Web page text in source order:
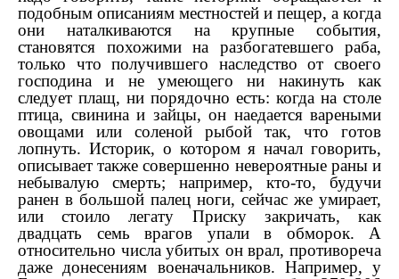
подобным описаниям местностей и пещер, а когда
они наталкиваются на крупные события,
становятся похожими на разбогатевшего раба,
только что получившего наследство от своего
господина и не умеющего ни накинуть как
следует плащ, ни порядочно есть: когда на столе
птица, свинина и зайцы, он наедается вареными
овощами или соленой рыбой так, что готов
лопнуть. Историк, о котором я начал говорить,
описывает также совершенно невероятные раны и
небывалую смерть; например, кто-то, будучи
ранен в большой палец ноги, сейчас же умирает,
или стоило легату Приску закричать, как
двадцать семь врагов упали в обморок. А
относительно числа убитых он врал, противореча
даже донесениям военачальников. Например, у